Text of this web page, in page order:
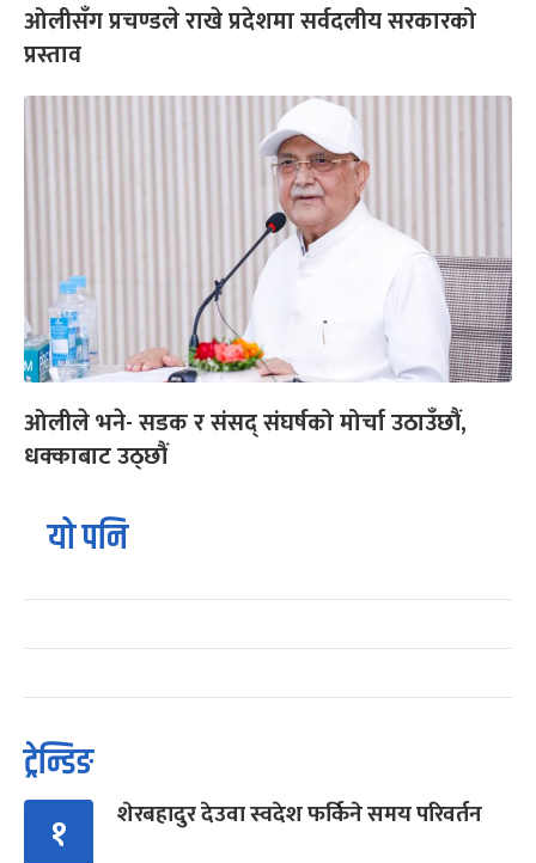
ओलीसँग प्रचण्डले राखे प्रदेशमा सर्वदलीय सरकारको
प्रस्ताव
ओलीले भने- सडक र संसद् संघर्षको मोर्चा उठाउँछौं,
धक्काबाट उठ्छौं
यो पनि
ट्रेन्डिङ
१ शेरबहादुर देउवा स्वदेश फर्किने समय परिवर्तन